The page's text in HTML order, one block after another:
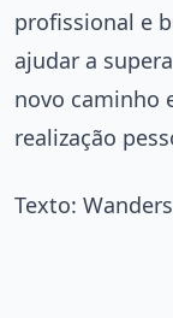
profissional e
ajudar a
novo caminho
realização
Texto: